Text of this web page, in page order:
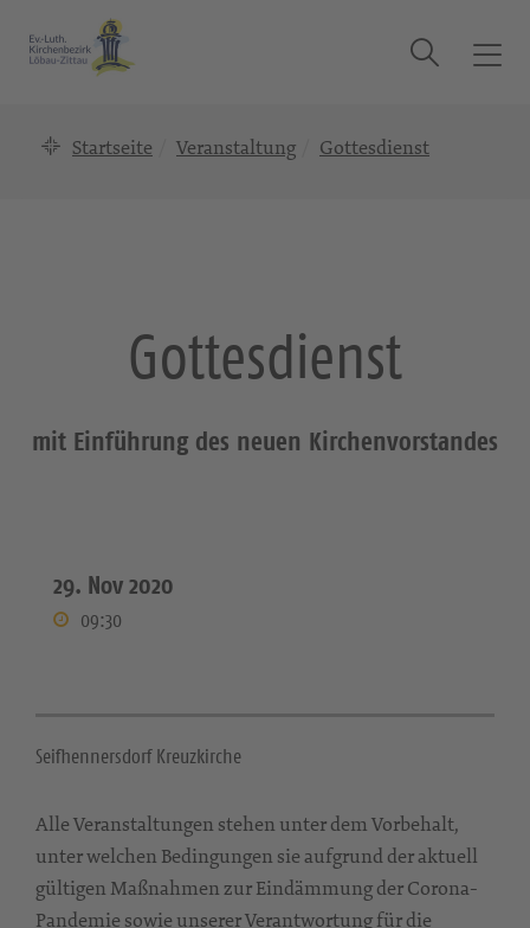
T
i
Suche
Startseite Veranstaltung Gottesdienst
Gottesdienst
mit Einführung des neuen Kirchenvorstandes
29. Nov 2020
09:30
Seifhennersdorf Kreuzkirche
Alle Veranstaltungen stehen unter dem Vorbehalt,
unter welchen Bedingungen sie aufgrund der aktuell
gültigen Maßnahmen zur Eindämmung der Corona-
Pandemie sowie unserer Verantwortung für die